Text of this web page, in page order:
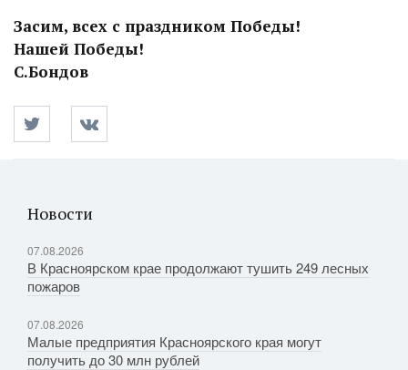
Засим, всех с праздником Победы!
Нашей Победы!
С.Бондов
Новости
07.08.2026
В Красноярском крае продолжают тушить 249 лесных
пожаров
07.08.2026
Малые предприятия Красноярского края могут
получить до 30 млн рублей